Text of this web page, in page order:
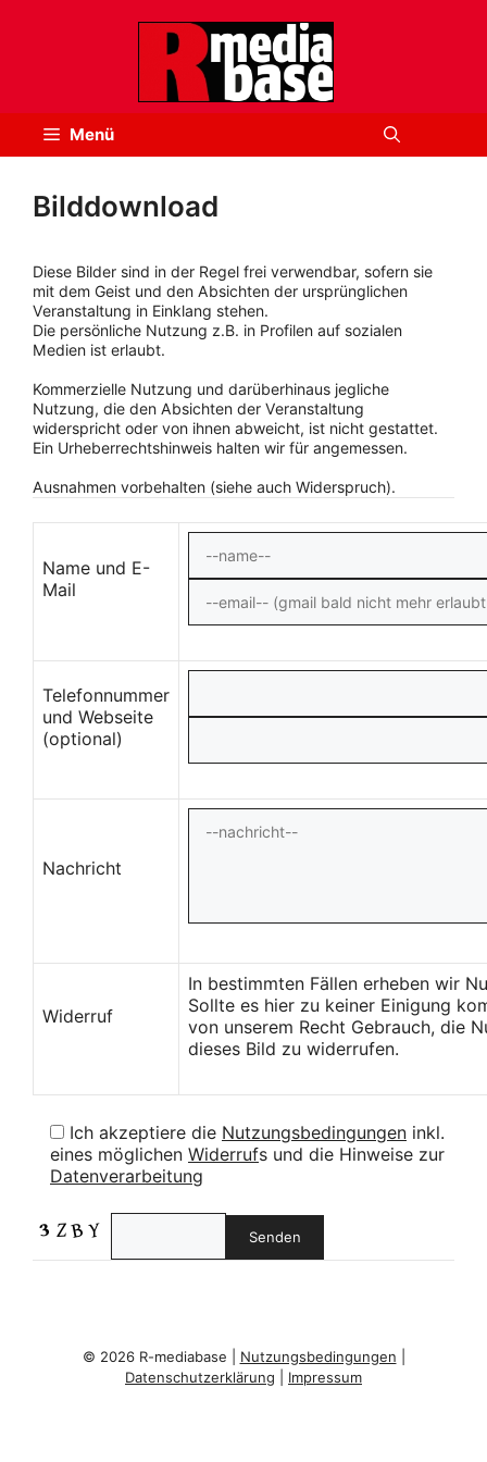
Menü
Bilddownload
Diese Bilder sind in der Regel frei verwendbar, sofern sie
mit dem Geist und den Absichten der ursprünglichen
Veranstaltung in Einklang stehen.
Die persönliche Nutzung z.B. in Profilen auf sozialen
Medien ist erlaubt.
Kommerzielle Nutzung und darüberhinaus jegliche
Nutzung, die den Absichten der Veranstaltung
widerspricht oder von ihnen abweicht, ist nicht gestattet.
Ein Urheberrechtshinweis halten wir für angemessen.
Ausnahmen vorbehalten (siehe auch Widerspruch).
Name und E-
Mail
Telefonnummer
und Webseite
(optional)
Nachricht
Widerruf
In bestimmten Fällen erheben wir
Sollte es hier zu keiner Einigung
von unserem Recht Gebrauch, die
dieses Bild zu widerrufen.
Ich akzeptiere die Nutzungsbedingungen inkl.
eines möglichen Widerrufs und die Hinweise zur
Datenverarbeitung
© 2026 R-mediabase | Nutzungsbedingungen
Datenschutzerklärung
Impressum